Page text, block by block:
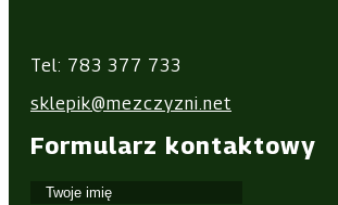
Tel: 783 377 733
sklepik@mezczyzni.net
Formularz kontaktowy